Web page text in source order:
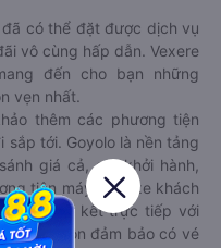
có thể đặt được dịch vụ
vô cùng hấp dẫn. Vexere
đến cho bạn những
vẹn nhất.
thêm các phương tiện
sắp tới. Goyolo là nền tảng
giá cả, giờ khởi hành,
tiện máy bay, xe khách
được liên kết trực tiếp với
hoả, luôn đảm bảo có vé